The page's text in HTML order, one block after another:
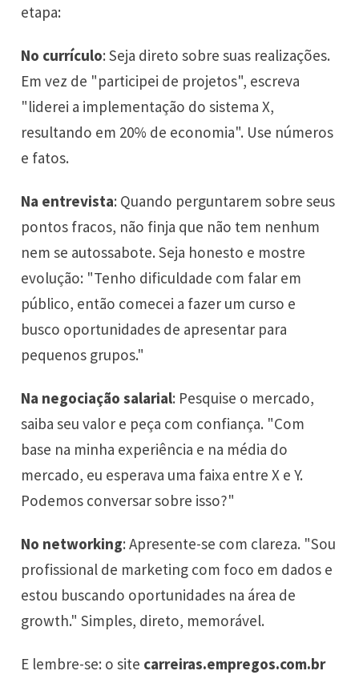
etapa:
No currículo: Seja direto sobre suas realizações.
Em vez de "participei de projetos", escreva
"liderei a implementação do sistema X,
resultando em 20% de economia". Use números
e fatos.
Na entrevista: Quando perguntarem sobre seus
pontos fracos, não finja que não tem nenhum
nem se autossabote. Seja honesto e mostre
evolução: "Tenho dificuldade com falar em
público, então comecei a fazer um curso e
busco oportunidades de apresentar para
pequenos grupos."
Na negociação salarial: Pesquise o mercado,
saiba seu valor e peça com confiança. "Com
base na minha experiência e na média do
mercado, eu esperava uma faixa entre X e Y.
Podemos conversar sobre isso?"
No networking: Apresente-se com clareza. "Sou
profissional de marketing com foco em dados e
estou buscando oportunidades na área de
growth." Simples, direto, memorável.
E lembre-se: o site carreiras.empregos.com.br